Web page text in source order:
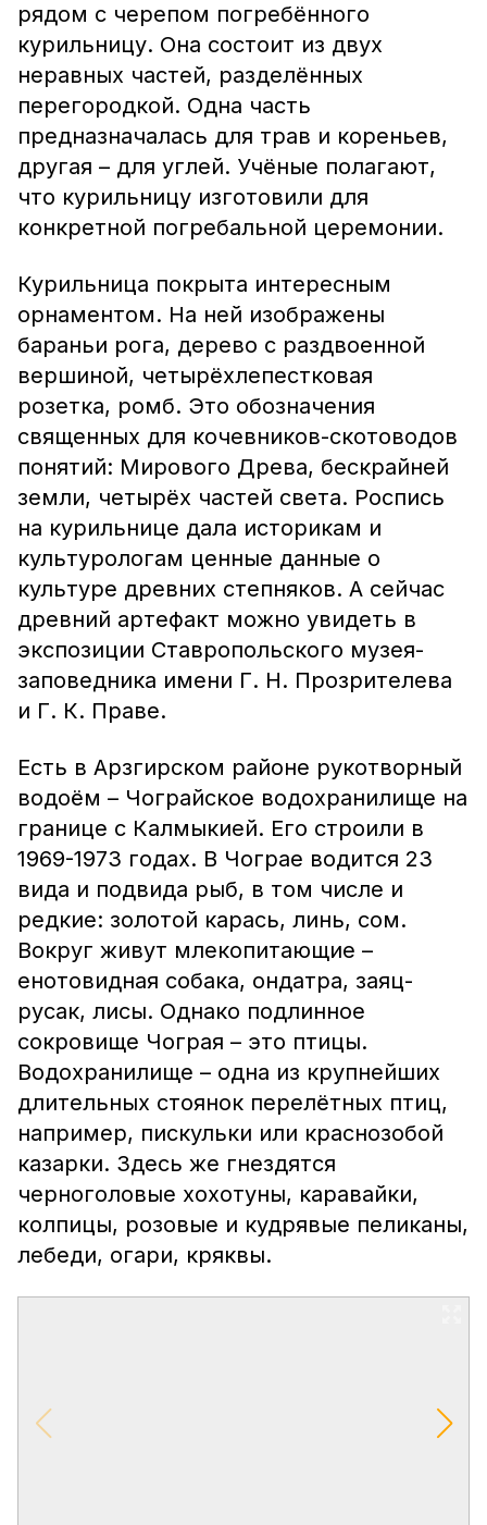
рядом с черепом погребённого
курильницу. Она состоит из двух
неравных частей, разделённых
перегородкой. Одна часть
предназначалась для трав и кореньев,
другая – для углей. Учёные полагают,
что курильницу изготовили для
конкретной погребальной церемонии.
Курильница покрыта интересным
орнаментом. На ней изображены
бараньи рога, дерево с раздвоенной
вершиной, четырёхлепестковая
розетка, ромб. Это обозначения
священных для кочевников-скотоводов
понятий: Мирового Древа, бескрайней
земли, четырёх частей света. Роспись
на курильнице дала историкам и
культурологам ценные данные о
культуре древних степняков. А сейчас
древний артефакт можно увидеть в
экспозиции Ставропольского музея-
заповедника имени Г. Н. Прозрителева
и Г. К. Праве.
Есть в Арзгирском районе рукотворный
водоём – Чограйское водохранилище на
границе с Калмыкией. Его строили в
1969-1973 годах. В Чограе водится 23
вида и подвида рыб, в том числе и
редкие: золотой карась, линь, сом.
Вокруг живут млекопитающие –
енотовидная собака, ондатра, заяц-
русак, лисы. Однако подлинное
сокровище Чограя – это птицы.
Водохранилище – одна из крупнейших
длительных стоянок перелётных птиц,
например, пискульки или краснозобой
казарки. Здесь же гнездятся
черноголовые хохотуны, каравайки,
колпицы, розовые и кудрявые пеликаны,
лебеди, огари, кряквы.